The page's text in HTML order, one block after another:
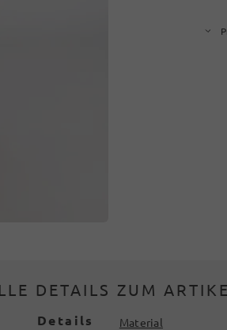
DETAILS ZUM
Details Material